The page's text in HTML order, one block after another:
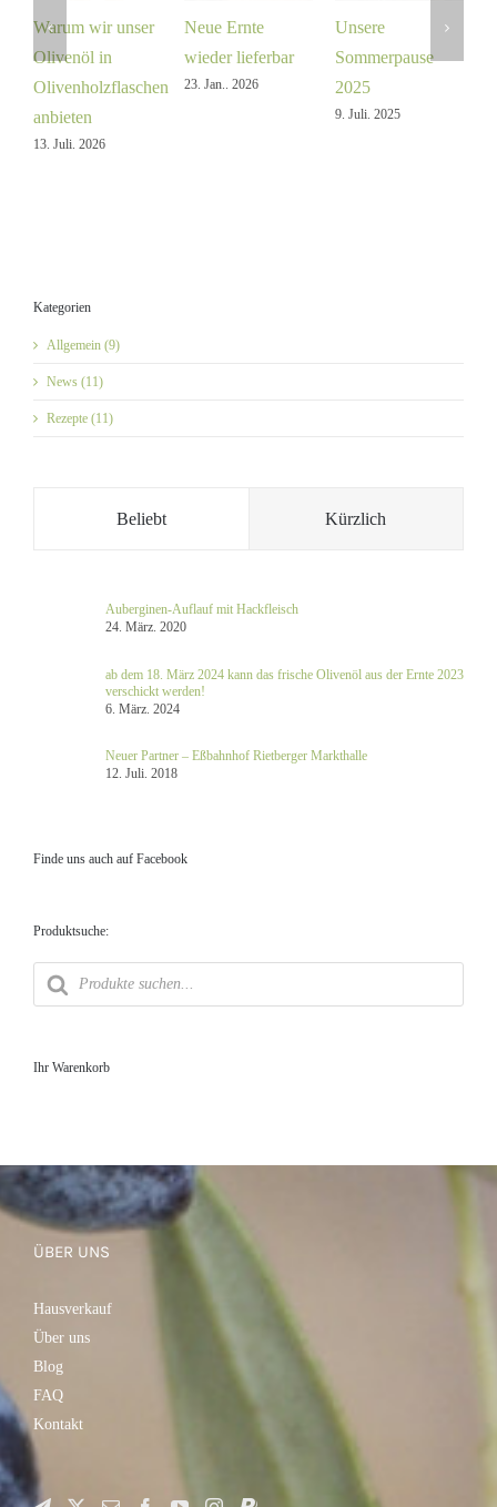
Warum wir unser
Olivenöl in
Olivenholzflaschen
anbieten
13. Juli. 2026
Neue Ernte
wieder lieferbar
23. Jan.. 2026
Unsere
Sommerpause
2025
9. Juli. 2025
Kategorien
Allgemein (9)
News (11)
Rezepte (11)
Beliebt Kürzlich
Auberginen-Auflauf mit Hackfleisch
24. März. 2020
ab dem 18. März 2024 kann das frische Olivenöl aus der Ernte 2023
verschickt werden!
6. März. 2024
Neuer Partner – Eßbahnhof Rietberger Markthalle
12. Juli. 2018
Finde uns auch auf Facebook
Produktsuche:
Products
search
Ihr Warenkorb
ÜBER UNS
Hausverkauf
Über uns
Blog
FAQ
Kontakt